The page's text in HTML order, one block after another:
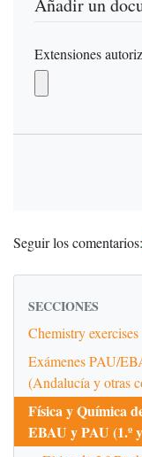
Extensiones
Seguir los comentarios:
SECCIONES
Chemistry exercises
Exámenes PAU/
(Andalucía y otras
Física y Química
EBAU y PAU